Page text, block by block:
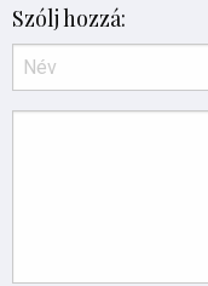
Szólj hozzá: